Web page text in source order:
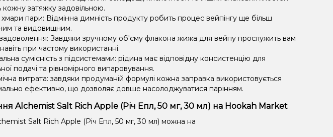
кожну затяжку задовільною.
хмари пари: Відмінна димність продукту робить процес вейпінгу ще більш
та видовищним.
Завдяки зручному об'єму флакона жижа для вейпу прослужить вам
при частому використанні.
сумісність з підсистемами: рідина має відповідну консистенцію для
подачі та рівномірного випаровування.
витрата: завдяки продуманій формулі кожна заправка використовується
ефективно, що дозволяє довше насолоджуватися парінням.
Alchemist Salt Rich Apple (Річ Епл, 50 мг, 30 мл) на Hookah Market
Salt Rich Apple (Річ Епл, 50 мг, 30 мл) можна на